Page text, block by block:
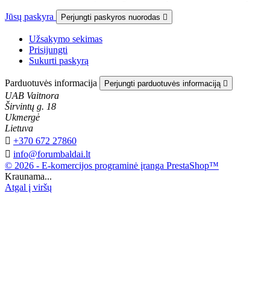
Jūsų paskyra Perjungti paskyros nuorodas 
Užsakymo sekimas
Prisijungti
Sukurti paskyrą
Parduotuvės informacija Perjungti parduotuvės informaciją 
UAB Vaitnora
Širvintų g. 18
Ukmergė
Lietuva
 +370 672 27860
 info@forumbaldai.lt
© 2026 - E-komercijos programinė įranga PrestaShop™
Kraunama...
Atgal į viršų